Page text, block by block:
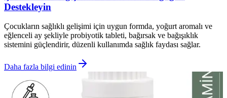
Destekleyin
Çocukların sağlıklı gelişimi için uygun formda, yoğurt aromalı ve
eğlenceli ay şekliyle probiyotik tableti, bağırsak ve bağışıklık
sistemini güçlendirir, düzenli kullanımda sağlık faydası sağlar.
Daha fazla bilgi edinin